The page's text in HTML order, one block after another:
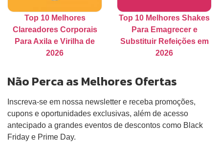
Top 10 Melhores
Clareadores Corporais
Para Axila e Virilha de
2026
Top 10 Melhores Shakes
Para Emagrecer e
Substituir Refeições em
2026
Não Perca as Melhores Ofertas
Inscreva-se em nossa newsletter e receba promoções,
cupons e oportunidades exclusivas, além de acesso
antecipado a grandes eventos de descontos como Black
Friday e Prime Day.